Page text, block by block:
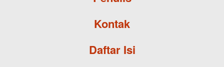
Kontak
Daftar Isi